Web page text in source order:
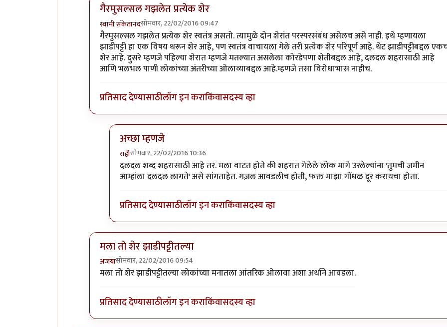
गैरमुसल्सल गझलेत प्रत्येक शेर
स्वामी संकेतानंदसोमवार, 22/02/2016 09:47
In reply toकविता आवडली.byराही
गैरमुसल्सल गझलेत प्रत्येक शेर स्वतंत्र असतो. त्यामुळे दोन शेरांत परस्परसंबंध असेलच असे नाही. इथे म्हणायला
झाडीपट्टी हा एक विषय धरून शेर आहे, पण स्वतंत्र वाचायला गेले तरी प्रत्येक शेर परिपूर्ण आहे. थेट झाडीपट्टीबद्दल
शेर आहे. दुसरे म्हणजे पहिल्या शेरात म्हणजे मतल्यात असलेला कोरडेपणा शेतीबद्दल आहे, दलदल शहरासाठी आहे
आणि भलभल पाणी लोकांच्या अंतरीच्या ओलाव्याबद्दल आहे.म्हणजे तसा विरोधाभास नाहीच.
प्रतिसाद देण्यासाठीलॉग इन कराकिंवासदस्य व्हा
अच्छा म्हणजे
राहीसोमवार, 22/02/2016 10:36
In reply toगैरमुसल्सल गझलेत प्रत्येक शेरbyस्वामी संकेतानंद
दलदल शब्द शहरासाठी आहे तर. मला वाटत होते की शहरात गेलेले लोक मागे उरलेल्यांना 'तुमची जमीन
आम्हांला दलदल लागते' असे सांगताहेत. गज़ल आवडलीच होती, फक्त माझा गोंधळ दूर करायचा होता.
प्रतिसाद देण्यासाठीलॉग इन कराकिंवासदस्य व्हा
मला तो शेर झाडीपट्टीतल्या
अजयासोमवार, 22/02/2016 09:54
In reply toकविता आवडली.byराही
मला तो शेर झाडीपट्टीतल्या लोकांच्या मनातला आंतरिक ओलावा अशा अर्थाने आवडला.
प्रतिसाद देण्यासाठीलॉग इन कराकिंवासदस्य व्हा